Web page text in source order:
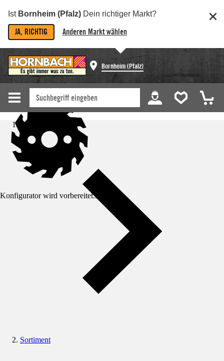
Ist Bornheim (Pfalz) Dein richtiger Markt?
JA, RICHTIG Anderen Markt wählen
Bornheim (Pfalz)
Konfigurator wird vorbereitet...
Startseite
Sortiment